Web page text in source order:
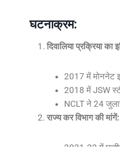
घटनाक्रम:
दिवालिया प्रक्रिया का
2017 में मोननेट
2018 में JSW
NCLT ने 24
राज्य कर विभाग की मांगें: